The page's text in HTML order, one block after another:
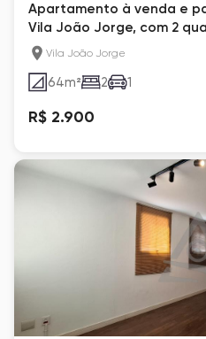
Apartamento à venda e
Vila João Jorge, com 2
Vila João Jorge
64m² 2 1
R$ 2.900